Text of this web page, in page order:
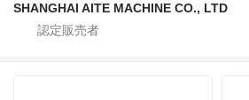
SHANGHAI AITE MACHINE CO., LTD